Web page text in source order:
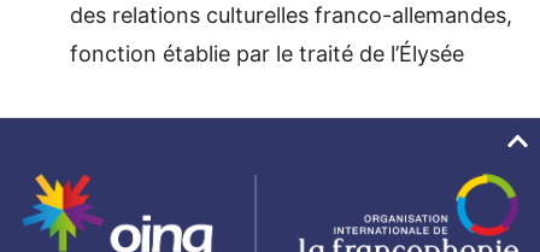
des relations culturelles franco-allemandes,
fonction établie par le traité de l’Élysée